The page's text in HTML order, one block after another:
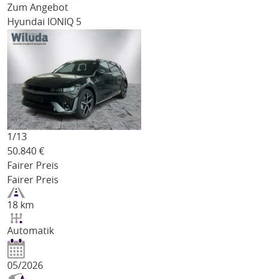
Zum Angebot
Hyundai IONIQ 5
1/13
50.840 €
Fairer Preis
Fairer Preis
18 km
Automatik
05/2026